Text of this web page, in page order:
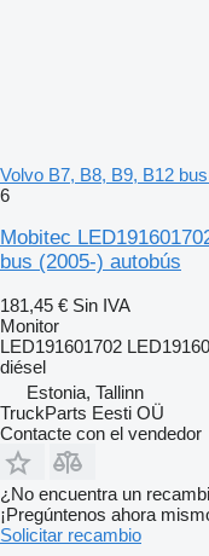
Volvo B7, B8, B9, B12
6
Mobitec
bus (2005-) autobús
181,45 € Sin IVA
Monitor
LED191601702
diésel
Estonia, Tallinn
TruckParts Eesti OÜ
Contacte con el vendedor
¿No encuentra un
¡Pregúntenos ahora
Solicitar recambio